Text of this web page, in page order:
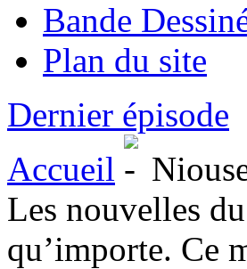
Bande
Plan du site
Dernier épisode
Accueil
Les nouvelles
qu’importe. Ce